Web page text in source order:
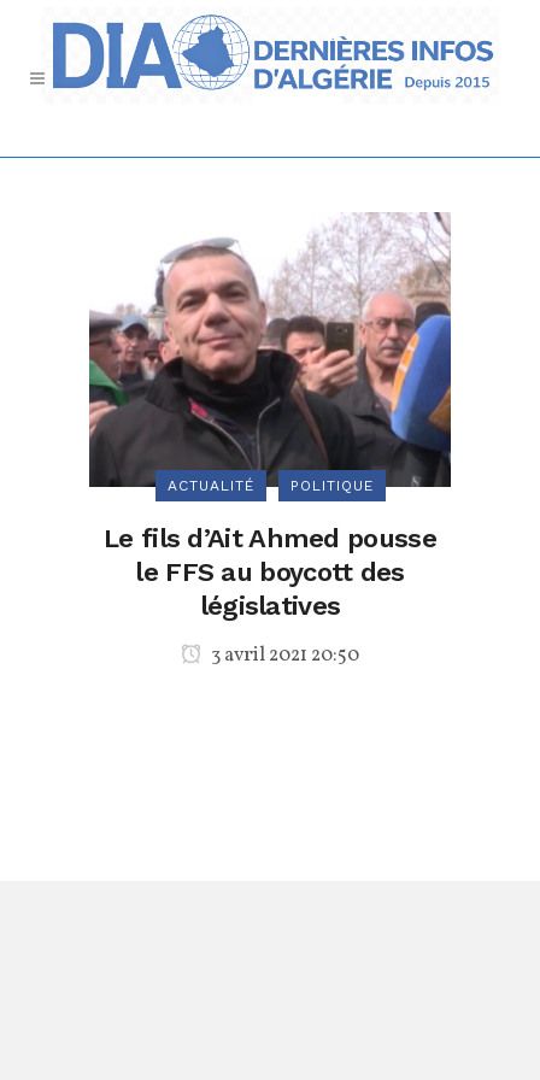
ACTUALITÉ POLITIQUE
Le fils d’Ait Ahmed pousse
le FFS au boycott des
législatives
3 avril 2021 20:50